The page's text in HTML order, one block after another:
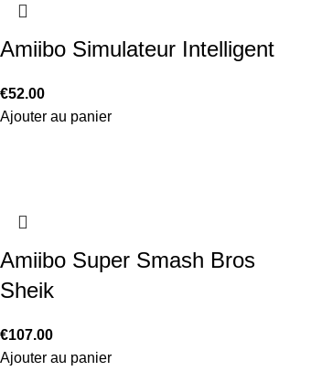
Amiibo Simulateur Intelligent
€52.00
Ajouter au panier
Amiibo Super Smash Bros
Sheik
€107.00
Ajouter au panier